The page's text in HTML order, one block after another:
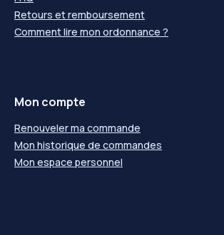
Retours et remboursement
Comment lire mon ordonnance ?
Mon compte
Renouveler ma commande
Mon historique de commandes
Mon espace personnel